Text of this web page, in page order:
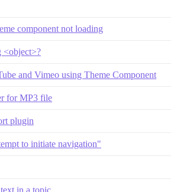
component not loading
<object>?
and Vimeo using Theme Component
for MP3 file
plugin
to initiate navigation"